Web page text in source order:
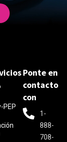
PEP
Ponte en
contacto
con
1-
888-
708-